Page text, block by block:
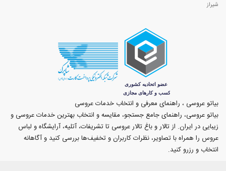
شیراز
بیاتو عروسی ، راهنمای معرفی و انتخاب خدمات عروسی
بیاتو عروسی، راهنمای جامع جستجو، مقایسه و انتخاب بهترین خدمات عروسی و
زیبایی در ایران. از تالار و باغ تالار عروسی تا تشریفات، آتلیه، آرایشگاه و لباس
عروس را همراه با تصاویر، نظرات کاربران و تخفیف‌ها بررسی کنید و آگاهانه
انتخاب و رزرو کنید.